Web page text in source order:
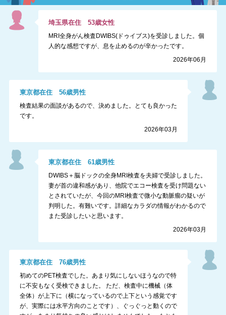
埼玉県在住53歳女性
MRI全身がん検査DWIBS(ドゥイブス)を受診しました。個
人的な感想ですが、息を止めるのが辛かったです。
2026年06月
東京都在住 56歳男性
検査結果の面談があるので、決めました。とても良かった
です。
2026年03月
東京都在住61歳男性
DWIBS＋脳ドックの全身MRI検査を夫婦で受診しました。
妻が首の違和感があり、他院でエコー検査を受け問題ない
とされていたが、今回のMRI検査で微小な動脈瘤の疑いが
判明した。有難いです。詳細なカラダの情報がわかるので
また受診したいと思います。
2026年03月
東京都在住 76歳男性
初めてのPET検査でした。あまり気にしないほうなので特
に不安もなく受検できました。 ただ、検査中に機械（体
全体）が上下に（横になっているので上下という感覚です
が、実際には水平方向のことです）、ぐっぐっと動くので